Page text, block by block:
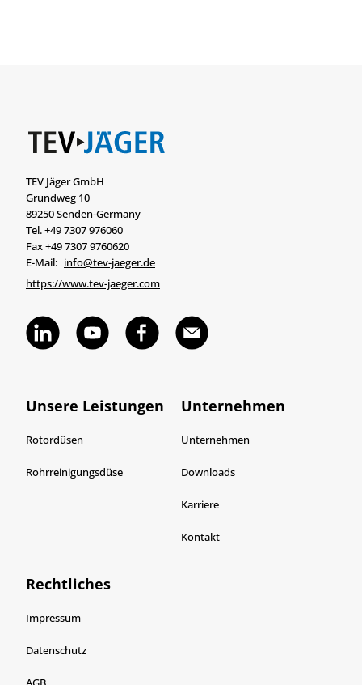
TEV Jäger GmbH
Grundweg 10
89250 Senden-Germany
Tel. +49 7307 976060
Fax +49 7307 9760620
E-Mail: info@tev-jaeger.de
https://www.tev-jaeger.com
Unsere Leistungen
Rotordüsen
Rohrreinigungsdüse
Unternehmen
Unternehmen
Downloads
Karriere
Kontakt
Rechtliches
Impressum
Datenschutz